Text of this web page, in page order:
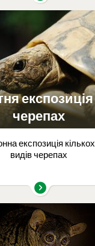
експозиція
черепах
експозиція кількох
видів черепах